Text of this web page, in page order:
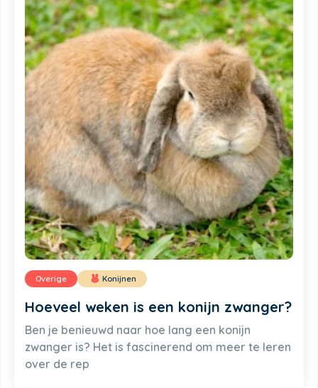
Overige Konijnen
Hoeveel weken is een konijn zwanger?
Ben je benieuwd naar hoe lang een konijn
zwanger is? Het is fascinerend om meer te leren
over de rep